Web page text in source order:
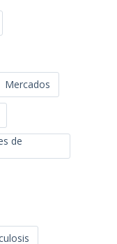
Mercados
de